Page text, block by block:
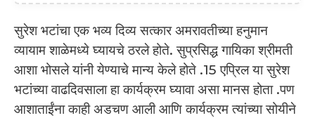
सुरेश भटांचा एक भव्य दिव्य सत्कार अमरावतीच्या हनुमान
व्यायाम शाळेमध्ये घ्यायचे ठरले होते. सुप्रसिद्ध गायिका श्रीमती
आशा भोसले यांनी येण्याचे मान्य केले होते .15 एप्रिल या सुरेश
भटांच्या वाढदिवसाला हा कार्यक्रम घ्यावा असा मानस होता .पण
आशाताईंना काही अडचण आली आणि कार्यक्रम त्यांच्या सोयीने